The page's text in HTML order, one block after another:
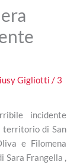
Gigliotti/ 3
incidente
territorio di San
e Filomena
Sara Frangella ,